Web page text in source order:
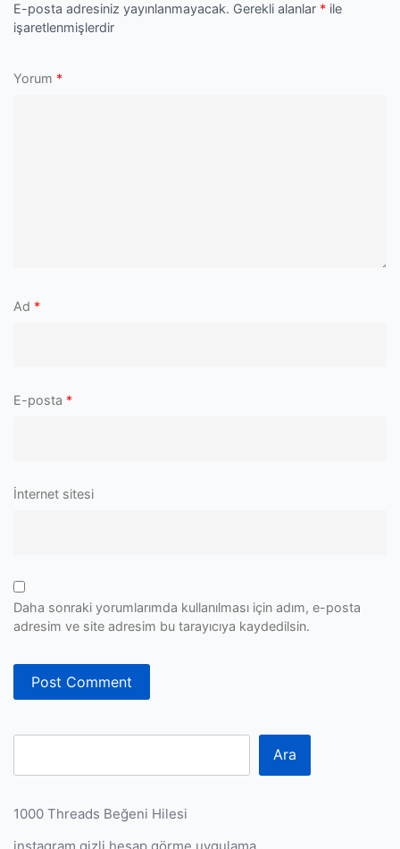
E-posta adresiniz yayınlanmayacak. Gerekli alanlar * ile
işaretlenmişlerdir
Yorum *
Ad *
E-posta *
İnternet sitesi
Daha sonraki yorumlarımda kullanılması için adım, e-posta
adresim ve site adresim bu tarayıcıya kaydedilsin.
Ara
1000 Threads Beğeni Hilesi